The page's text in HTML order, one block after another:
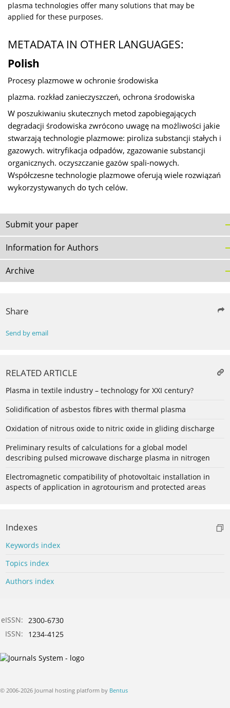
plasma technologies offer many solutions that may be
applied for these purposes.
METADATA IN OTHER LANGUAGES:
Polish
Procesy plazmowe w ochronie środowiska
plazma. rozkład zanieczyszczeń, ochrona środowiska
W poszukiwaniu skutecznych metod zapobiegających
degradacji środowiska zwrócono uwagę na możliwości jakie
stwarzają technologie plazmowe: piroliza substancji stałych i
gazowych. witryfikacja odpadów, zgazowanie substancji
organicznych. oczyszczanie gazów spali-nowych.
Współczesne technologie plazmowe oferują wiele rozwiązań
wykorzystywanych do tych celów.
Submit your paper
Information for Authors
Archive
Share
Send by email
RELATED ARTICLE
Plasma in textile industry – technology for XXI century?
Solidification of asbestos fibres with thermal plasma
Oxidation of nitrous oxide to nitric oxide in gliding discharge
Preliminary results of calculations for a global model
describing pulsed microwave discharge plasma in nitrogen
Electromagnetic compatibility of photovoltaic installation in
aspects of application in agrotourism and protected areas
Indexes
Keywords index
Topics index
Authors index
eISSN: 2300-6730
ISSN:
1234-4125
© 2006-2026 Journal hosting platform by Bentus